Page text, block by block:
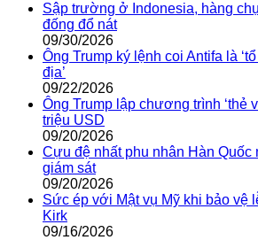
Sập trường ở Indonesia, hàng
đống đổ nát
09/30/2026
Ông Trump ký lệnh coi Antifa là
địa’
09/22/2026
Ông Trump lập chương trình ‘thẻ
triệu USD
09/20/2026
Cựu đệ nhất phu nhân Hàn Quốc
giám sát
09/20/2026
Sức ép với Mật vụ Mỹ khi bảo vệ
Kirk
09/16/2026